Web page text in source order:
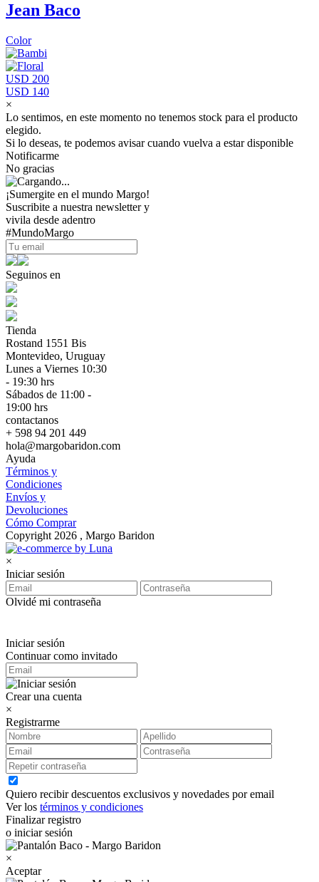
Jean Baco
Color
USD 200
USD 140
×
Lo sentimos, en este momento no tenemos stock para el producto
elegido.
Si lo deseas, te podemos avisar cuando vuelva a estar disponible
Notificarme
No gracias
¡Sumergite en el mundo Margo!
Suscribite a nuestra newsletter y
vivila desde adentro
#MundoMargo
Seguinos en
Tienda
Rostand 1551 Bis
Montevideo, Uruguay
Lunes a Viernes 10:30
- 19:30 hrs
Sábados de 11:00 -
19:00 hrs
contactanos
+ 598 94 201 449
hola@margobaridon.com
Ayuda
Términos y
Condiciones
Envíos y
Devoluciones
Cómo Comprar
Copyright 2026 , Margo Baridon
×
Iniciar sesión
Olvidé mi contraseña
Iniciar sesión
Continuar como invitado
Crear una cuenta
×
Registrarme
Quiero recibir descuentos exclusivos y novedades por email
Ver los términos y condiciones
Finalizar registro
o iniciar sesión
×
Aceptar